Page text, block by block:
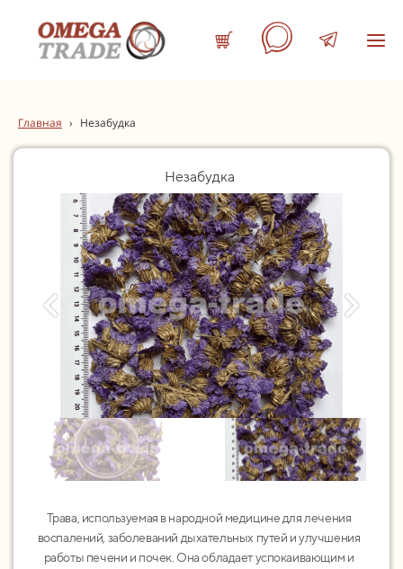
Главная › Незабудка
Незабудка
Трава, используемая в народной медицине для лечения
воспалений, заболеваний дыхательных путей и улучшения
работы печени и почек. Она обладает успокаивающим и